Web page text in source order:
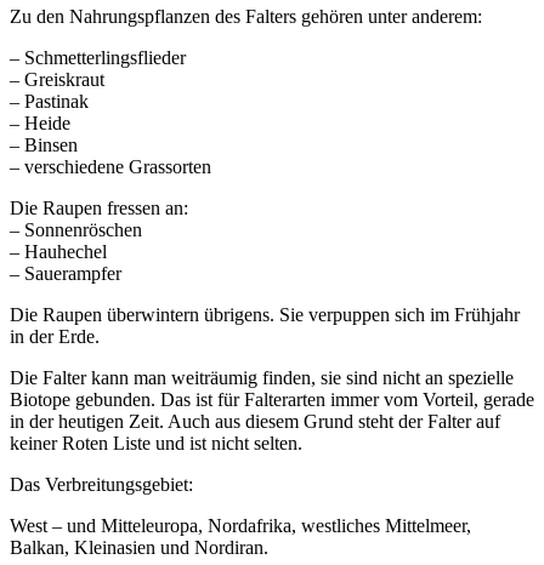
Zu den Nahrungspflanzen des Falters gehören unter anderem:
– Schmetterlingsflieder
– Greiskraut
– Pastinak
– Heide
– Binsen
– verschiedene Grassorten
Die Raupen fressen an:
– Sonnenröschen
– Hauhechel
– Sauerampfer
Die Raupen überwintern übrigens. Sie verpuppen sich im Frühjahr
in der Erde.
Die Falter kann man weiträumig finden, sie sind nicht an spezielle
Biotope gebunden. Das ist für Falterarten immer vom Vorteil, gerade
in der heutigen Zeit. Auch aus diesem Grund steht der Falter auf
keiner Roten Liste und ist nicht selten.
Das Verbreitungsgebiet:
West – und Mitteleuropa, Nordafrika, westliches Mittelmeer,
Balkan, Kleinasien und Nordiran.